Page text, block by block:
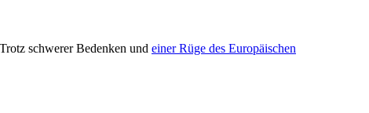
schwerer Bedenken und einer Rüge des Europäischen